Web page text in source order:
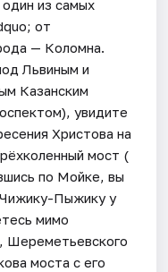
из самых
от
— Коломна.
Львиным и
Казанским
увидите
Христова на
мост (
по Мойке, вы
Чижику-Пыжику у
мимо
Шереметьевского
моста с его